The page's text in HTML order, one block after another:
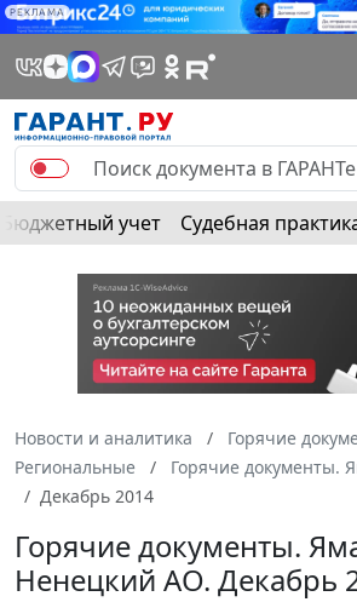
РЕКЛАМА
Бюджетный учет Судебная
Новости и аналитика
Горячие
Региональные
Горячие документы.
Декабрь 2014
Горячие документы.
Ненецкий АО. Декабрь